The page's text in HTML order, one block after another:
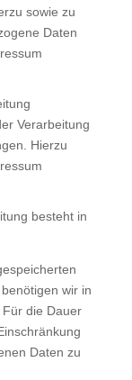
sowie zu
Daten
Verarbeitung
Hierzu
besteht in
wir in
die Dauer
Daten zu